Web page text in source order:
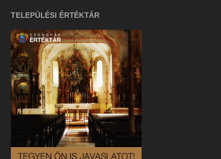
TELEPÜLÉSI ÉRTÉKTÁR